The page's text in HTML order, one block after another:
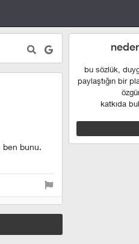
ben bunu.
bu sözlük,
paylaştığın bir
katkıda